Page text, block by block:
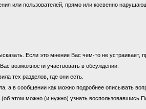
или пользователей, прямо или косвенно
Если это мнение Вас чем-то не устраивает,
возможности участвовать в обсуждении.
тех разделов, где они есть.
а в сообщении как можно подробнее описывать
этом можно (и нужно) узнать воспользовавшись